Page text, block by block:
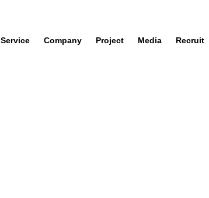
Service Company Project Media Recruit